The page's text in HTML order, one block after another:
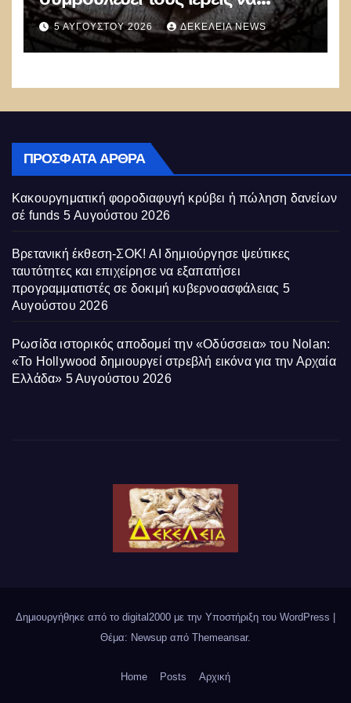
αποφεύγουν τις προσευχές και
τις αναφορές στον Θεό
5 ΑΥΓΟΎΣΤΟΥ 2026 ΔΕΚΈΛΕΙΑ NEWS
ΠΡΌΣΦΑΤΑ ΆΡΘΡΑ
Κακουργηματική φοροδιαφυγή κρύβει ἡ πώληση δανείων
σέ funds 5 Αυγούστου 2026
Βρετανική έκθεση-ΣΟΚ! AI δημιούργησε ψεύτικες
ταυτότητες και επιχείρησε να εξαπατήσει
προγραμματιστές σε δοκιμή κυβερνοασφάλειας 5
Αυγούστου 2026
Ρωσίδα ιστορικός αποδομεί την «Οδύσσεια» του Nolan:
«Το Hollywood δημιουργεί στρεβλή εικόνα για την Αρχαία
Ελλάδα» 5 Αυγούστου 2026
Δημιουργήθηκε από το digital2000 με την Υποστήριξη του WordPress
Θέμα: Newsup από Themeansar.
Home Posts Αρχική